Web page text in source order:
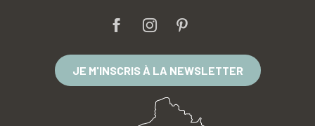
JE M'INSCRIS À LA NEWSLETTER